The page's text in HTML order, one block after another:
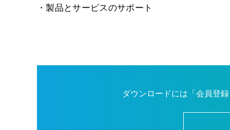
・製品とサービスのサポート
ダウンロードには「会員登